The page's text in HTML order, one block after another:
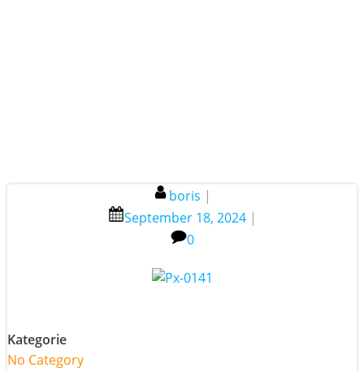
boris |
September 18, 2024 |
0
Kategorie
No Category